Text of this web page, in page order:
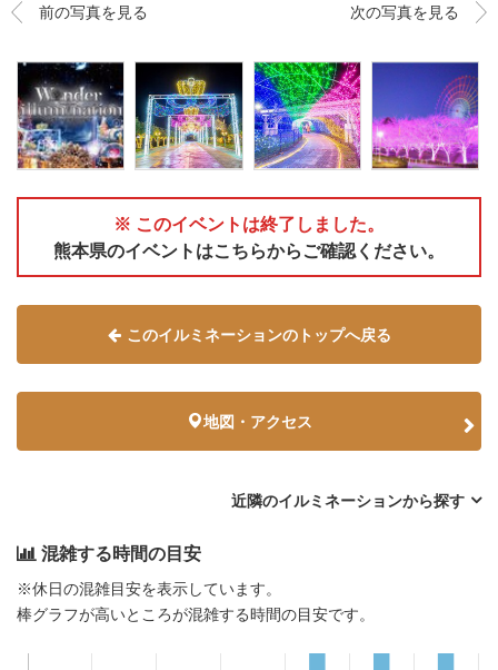
前の写真を見る 次の写真を見る
※ このイベントは終了しました。
熊本県のイベントはこちらからご確認ください。
このイルミネーションのトップへ戻る
地図・アクセス
近隣のイルミネーションから探す
混雑する時間の目安
※休日の混雑目安を表示しています。
棒グラフが高いところが混雑する時間の目安です。